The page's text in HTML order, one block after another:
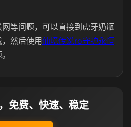
等问题，可以直接到虎牙奶瓶
然后使用仙境传说ro守护永恒
免费、快速、稳定